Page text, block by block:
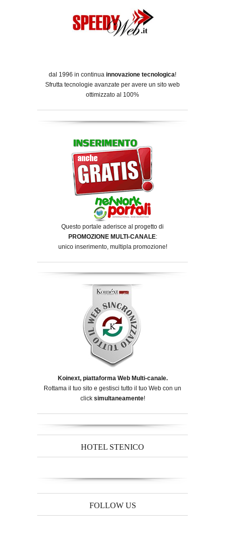
dal 1996 in continua innovazione tecnologica!
Sfrutta tecnologie avanzate per avere un sito web
ottimizzato al 100%
Questo portale aderisce al progetto di
PROMOZIONE MULTI-CANALE:
unico inserimento, multipla promozione!
Koinext, piattaforma Web Multi-canale.
Rottama il tuo sito e gestisci tutto il tuo Web con un
click simultaneamente!
HOTEL STENICO
FOLLOW US